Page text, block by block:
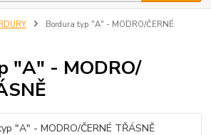
Bordura typ "A" - MODRO/ČERNÉ
"A" - MODRO/